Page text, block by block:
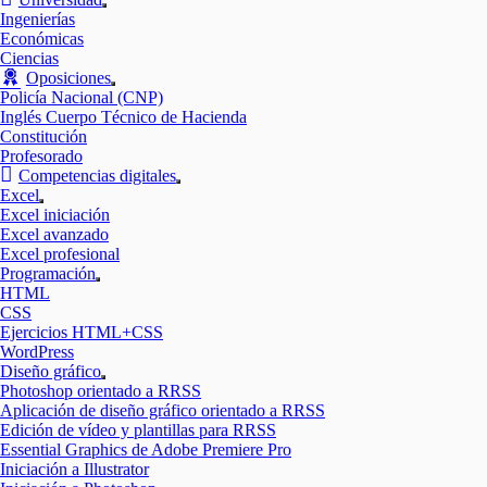
Mostrar
Ingenierías
Económicas
Ciencias
Oposiciones
Mostrar
el
submenú
Policía Nacional (CNP)
Inglés Cuerpo Técnico de Hacienda
Constitución
Profesorado
Competencias digitales
Mostrar
Excel
Mostrar
el
submenú
Excel iniciación
Excel avanzado
Excel profesional
Programación
Mostrar
HTML
CSS
Ejercicios HTML+CSS
WordPress
Diseño gráfico
Mostrar
el
submenú
Photoshop orientado a RRSS
Aplicación de diseño gráfico orientado a RRSS
Edición de vídeo y plantillas para RRSS
Essential Graphics de Adobe Premiere Pro
Iniciación a Illustrator